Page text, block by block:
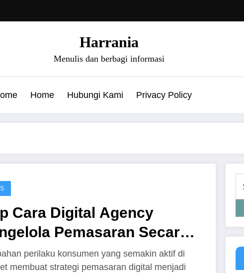
Harrania
Menulis dan berbagi informasi
Home Hubungi Kami Privacy Policy
Cara Digital Agency
Pemasaran Secara
perilaku konsumen yang semakin aktif di
membuat strategi pemasaran digital menjadi